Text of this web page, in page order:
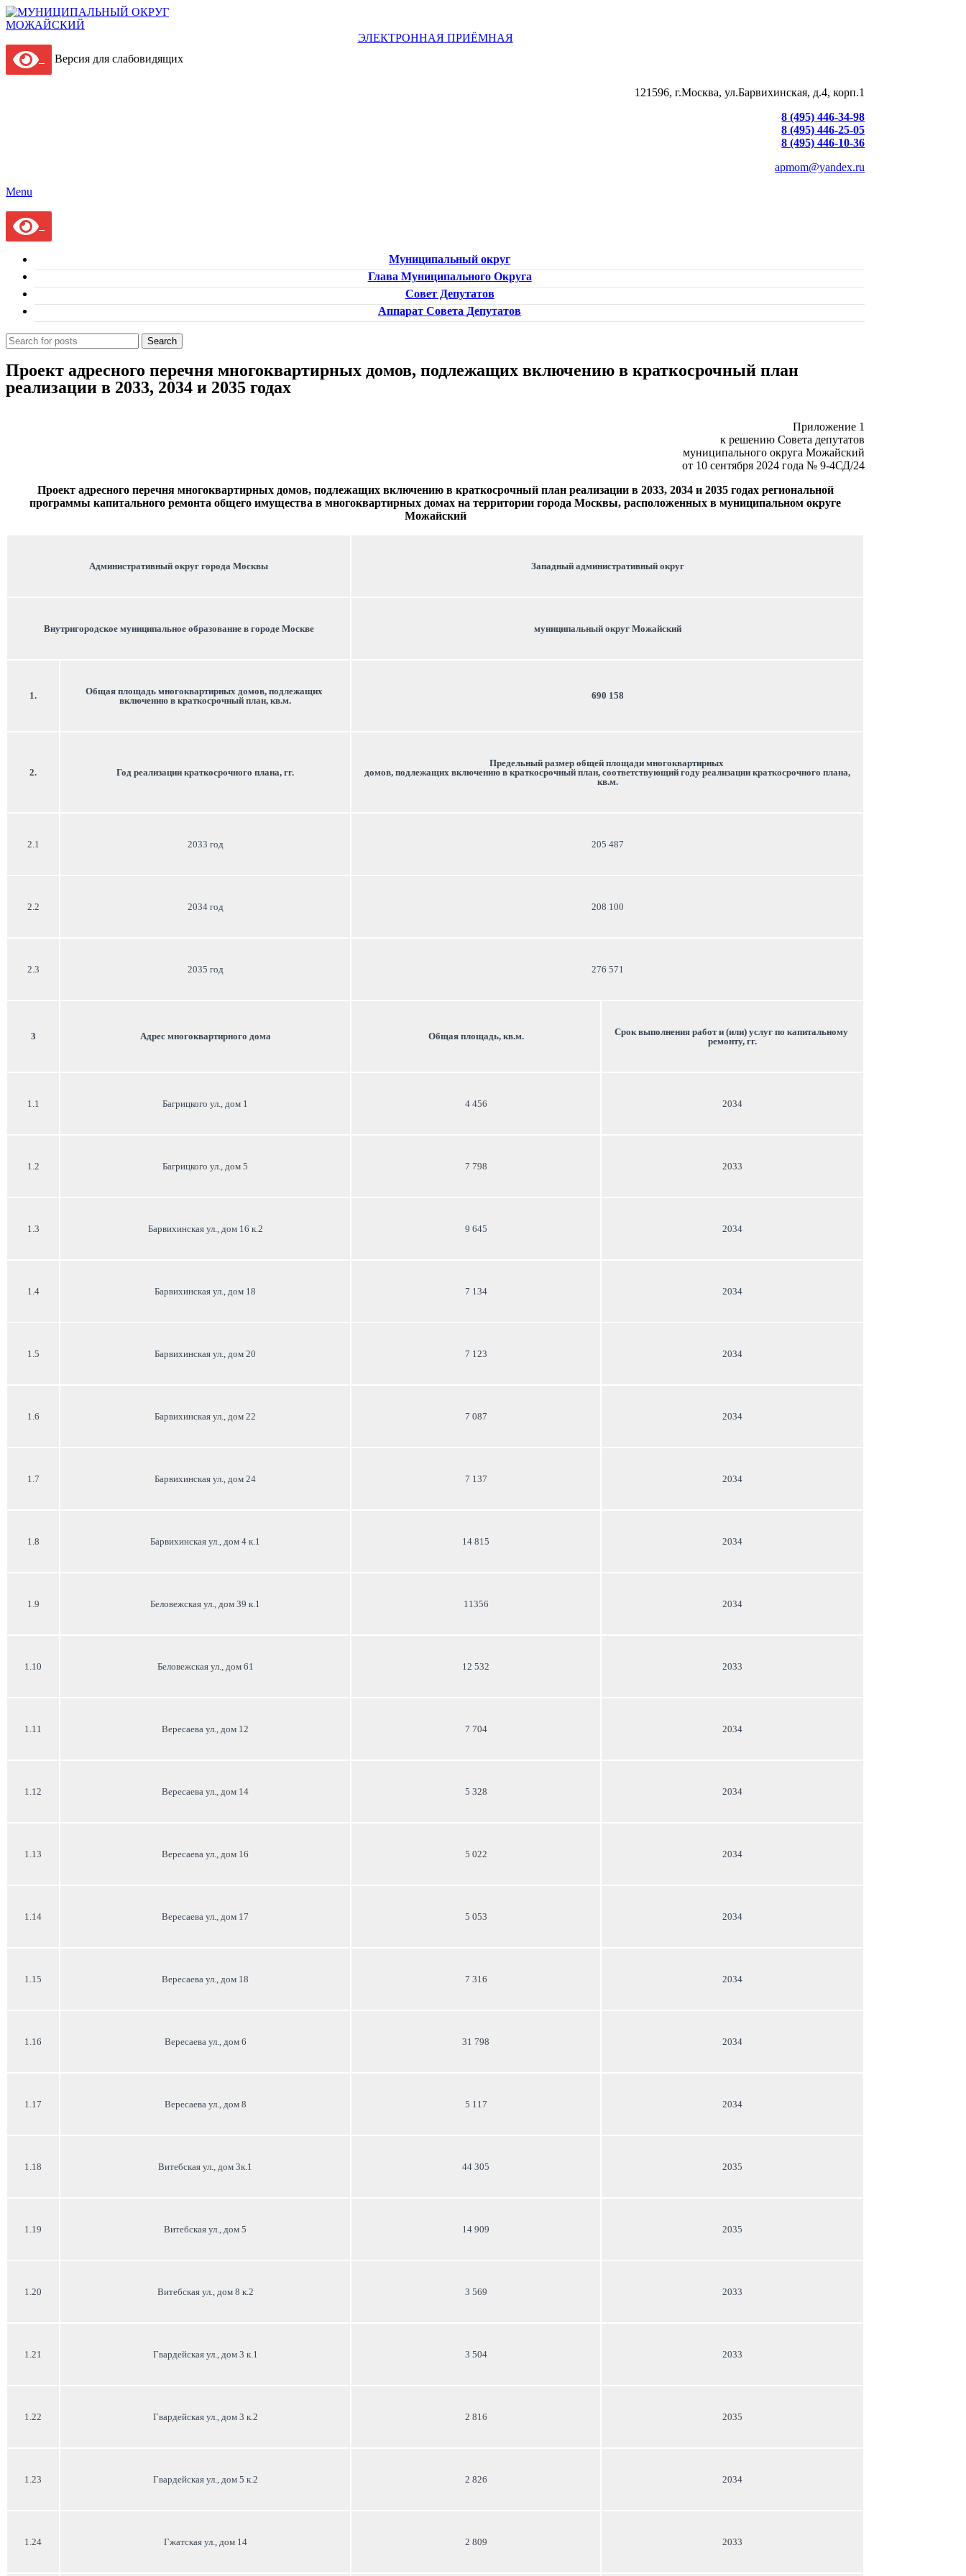
ЭЛЕКТРОННАЯ ПРИЁМНАЯ
Версия для слабовидящих
121596, г.Москва, ул.Барвихинская, д.4, корп.1
8 (495) 446-34-98
8 (495) 446-25-05
8 (495) 446-10-36
apmom@yandex.ru
Menu
Муниципальный округ
Глава Муниципального Округа
Совет Депутатов
Аппарат Совета Депутатов
Search
Проект адресного перечня многоквартирных домов, подлежащих включению в краткосрочный план
реализации в 2033, 2034 и 2035 годах
Приложение 1
к решению Совета депутатов
муниципального округа Можайский
от 10 сентября 2024 года № 9-4СД/24
Проект адресного перечня многоквартирных домов, подлежащих включению в краткосрочный план реализации в 2033, 2034 и 2035 годах региональной
программы капитального ремонта общего имущества в многоквартирных домах на территории города Москвы, расположенных вмуниципальном округе
Можайский
Административный округ города Москвы Западный административный округ
Внутригородское муниципальное образование в городе Москве муниципальный округ Можайский
1.
Общая площадь многоквартирных домов, подлежащих
включению в краткосрочный план, кв.м.
690 158
2. Год реализации краткосрочного плана, гг.
Предельный размер общей площади многоквартирных
кв.м.
2.1 2033 год 205 487
2.2 2034 год 208 100
2.3 2035 год 276 571
3 Адрес многоквартирного дома Общая площадь, кв.м.
Срок выполнения работ и (или) услуг по капитальному
ремонту, гг.
1.1 Багрицкого ул., дом 1 4 456 2034
1.2 Багрицкого ул., дом 5 7 798 2033
1.3 Барвихинская ул., дом 16 к.2 9 645 2034
1.4 Барвихинская ул., дом 18 7 134 2034
1.5 Барвихинская ул., дом 20 7 123 2034
1.6 Барвихинская ул., дом 22 7 087 2034
1.7 Барвихинская ул., дом 24 7 137 2034
1.8 Барвихинская ул., дом 4 к.1 14 815 2034
1.9 Беловежская ул., дом 39 к.1 11356 2034
1.10 Беловежская ул., дом 61 12 532 2033
1.11 Вересаева ул., дом 12 7 704 2034
1.12 Вересаева ул., дом 14 5 328 2034
1.13 Вересаева ул., дом 16 5 022 2034
1.14 Вересаева ул., дом 17 5 053 2034
1.15 Вересаева ул., дом 18 7 316 2034
1.16 Вересаева ул., дом 6 31 798 2034
1.17 Вересаева ул., дом 8 5 117 2034
1.18 Витебская ул., дом 3к.1 44 305 2035
1.19 Витебская ул., дом 5 14 909 2035
1.20 Витебская ул., дом 8 к.2 3 569 2033
1.21 Гвардейская ул., дом 3 к.1 3 504 2033
1.22 Гвардейская ул., дом 3 к.2 2 816 2035
1.23 Гвардейская ул., дом 5 к.2 2 826 2034
1.24 Гжатская ул., дом 14 2 809 2033